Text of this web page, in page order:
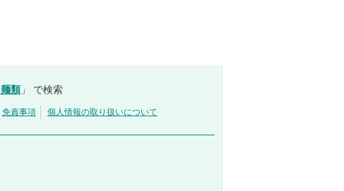
麺類」 で検索
免責事項 個人情報の取り扱いについて